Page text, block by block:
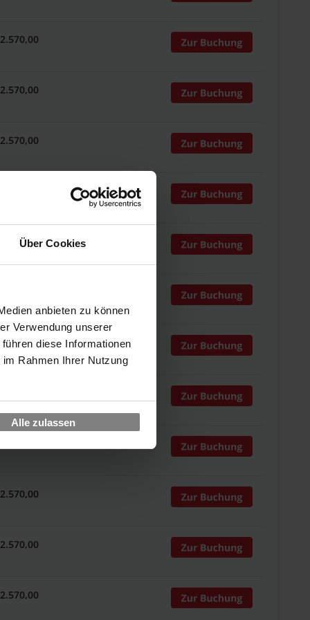
Über Cookies
anbieten zu können
Verwendung unserer
diese Informationen
Rahmen Ihrer Nutzung
Alle zulassen
2.570,00